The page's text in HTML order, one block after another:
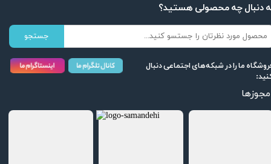
مجوزها
دنبال چه محصولی هستید؟
جستجو
ما را در شبکه‌های اجتماعی دنبال